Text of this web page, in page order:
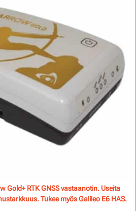
Gold+ RTK GNSS vastaanotin. Useita
Tukee myös Galileo E6 HAS.